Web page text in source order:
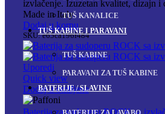
TUŠ KANALICE
TUŠ KABINE I PARAVANI
TUŠ KABINE
PARAVANI ZA TUŠ KABINE
BATERIJE / SLAVINE
izvlačenje. Izuzetan kvalitet, dizajn i
Made in Italy
Dodaj u korpu
SKU:e65ca196f484
Uporedi
Quick view
Dodaj u omiljene